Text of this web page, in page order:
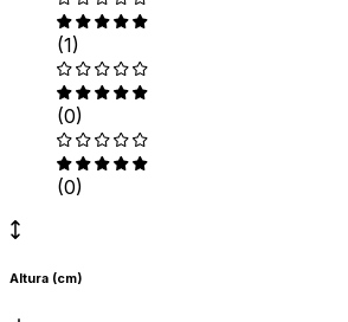
(1)
(0)
(0)
Altura (cm)